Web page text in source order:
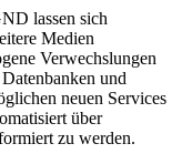
lassen sich
Medien
Verwechslungen
und
neuen Services
über
zu werden.